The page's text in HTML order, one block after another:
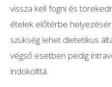
vissza kell fogni és
ételek előtérbe
szükség lehet dietetikus
végső esetben pedig
indokolttá.